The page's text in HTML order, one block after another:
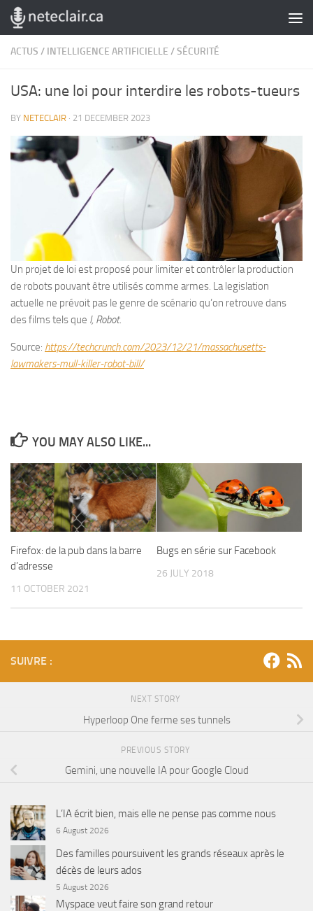
Skip to content
ACTUS / INTELLIGENCE ARTIFICIELLE /SÉCURITÉ
USA: une loi pour interdire les robots-tueurs
BY NETECLAIR · 21 DECEMBER 2023
Un projet de loi est proposé pour limiter et contrôler la production
de robots pouvant être utilisés comme armes. La legislation
actuelle ne prévoit pas le genre de scénario qu’on retrouve dans
des films tels que I, Robot.
Source: https://techcrunch.com/2023/12/21/massachusetts-
lawmakers-mull-killer-robot-bill/
YOU MAY ALSO LIKE...
Firefox: de la pub dans la barre
d’adresse
11 OCTOBER 2021
Bugs en série sur Facebook
26 JULY 2018
SUIVRE :
NEXT STORY
Hyperloop One ferme ses tunnels
PREVIOUS STORY
Gemini, une nouvelle IA pour Google Cloud
L’IA écrit bien, mais elle ne pense pas comme nous
6 August 2026
Des familles poursuivent les grands réseaux après le
décès de leurs ados
5 August 2026
Myspace veut faire son grand retour